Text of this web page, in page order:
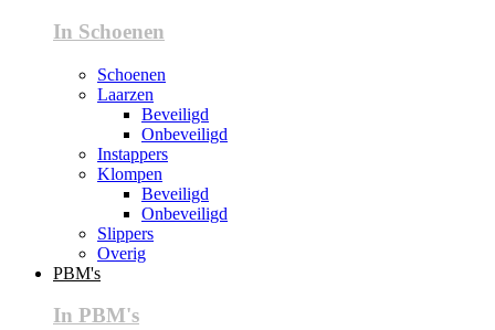
In Schoenen
Schoenen
Laarzen
Beveiligd
Onbeveiligd
Instappers
Klompen
Beveiligd
Onbeveiligd
Slippers
Overig
PBM's
In PBM's